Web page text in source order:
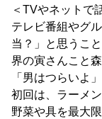
＜TVやネットで
テレビ番組やグ
当？」と思うこ
界の寅さんこと
「男はつらいよ
初回は、ラーメ
野菜や具を最大